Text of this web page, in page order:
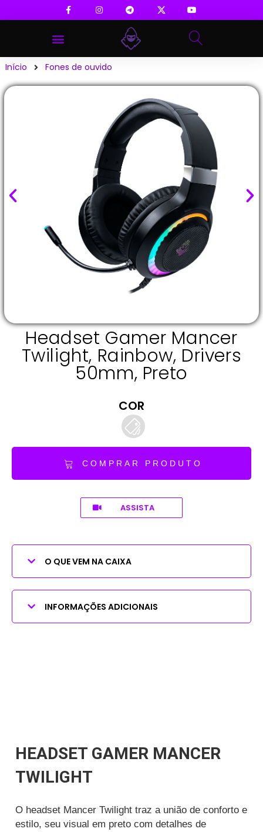
Início Fones de ouvido
Headset Gamer Mancer
Twilight, Rainbow, Drivers
50mm, Preto
COR
COMPRAR PRODUTO
ASSISTA
O QUE VEM NA CAIXA
INFORMAÇÕES ADICIONAIS
HEADSET GAMER MANCER
TWILIGHT
O headset Mancer Twilight traz a união de conforto e
estilo, seu visual em preto com detalhes de